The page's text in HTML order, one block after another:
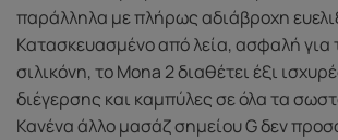
παράλληλα με πλήρως αδιάβροχη
Κατασκευασμένο από λεία, ασφαλή για
σιλικόνη, το Mona 2 διαθέτει έξι
διέγερσης και καμπύλες σε όλα τα
Κανένα άλλο μασάζ σημείου G δεν